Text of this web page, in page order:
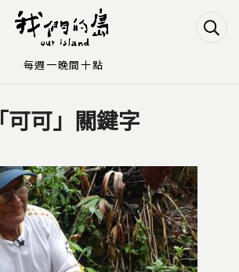
Jump to Navigation
Jump to Main content
「可可」關鍵字
每週一晚間十點